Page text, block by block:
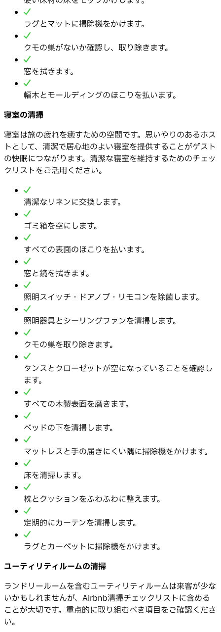
ラグとマットに掃除機をかけます。
クモの巣がないか確認し、取り除きます。
窓を拭きます。
幅木とモールディングのほこりを払います。
寝室の清掃
寝室は旅の疲れを癒すための空間です。思いやりのあるホス
トとして、清潔で居心地のよい寝室を提供することがゲスト
の快眠につながります。清潔な寝室を維持するためのチェッ
クリストをご活用ください。
清潔なリネンに交換します。
ゴミ箱を空にします。
すべての表面のほこりを払います。
窓と鏡を拭きます。
照明スイッチ・ドアノブ・リモコンを除菌します。
照明器具とシーリングファンを清掃します。
クモの巣を取り除きます。
タンスとクローゼットが空になっていることを確認し
ます。
すべての木製表面を磨きます。
ベッドの下を清掃します。
マットレスと手の届きにくい隅に掃除機をかけます。
床を清掃します。
枕とクッションをふわふわに整えます。
定期的にカーテンを清掃します。
ラグとカーペットに掃除機をかけます。
ユーティリティルームの清掃
ランドリールームを含むユーティリティルームは来客が少な
いかもしれませんが、Airbnb清掃チェックリストに含める
ことが大切です。重点的に取り組むべき項目をご確認くださ
い。